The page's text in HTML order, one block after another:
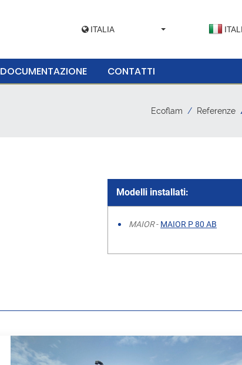
ITALIA
DOCUMENTAZIONE CONTATTI
Ecoflam Referenze
Modelli installati:
MAIOR- MAIOR P 80 AB